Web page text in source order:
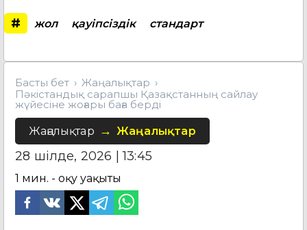
# жол қауіпсіздік стандарт
Басты бет
Жаңалықтар
Пәкістандық сарапшы Қазақстанның сайлау
жүйесіне жоғары баға берді
Жаңалықтар Жаңалықтар
28 шілде, 2026 | 13:45
1 мин. - оқу уақыты